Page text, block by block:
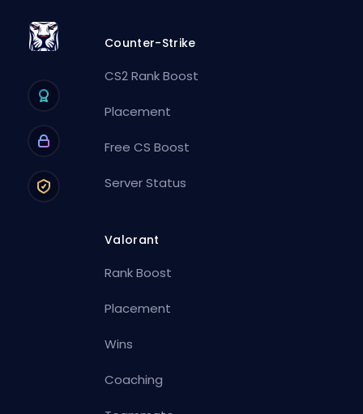
Counter-Strike
CS2 Rank Boost
Placement
Free CS Boost
Server Status
Valorant
Rank Boost
Placement
Wins
Coaching